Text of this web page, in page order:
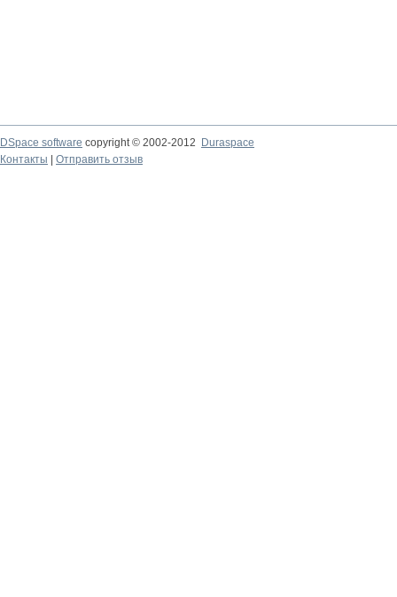
DSpace software copyright © 2002-2012
Duraspace
Контакты
Отправить отзыв